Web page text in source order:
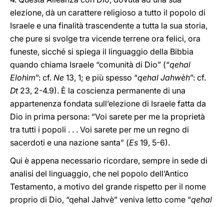
elezione, dà un carattere religioso a tutto il popolo di
Israele e una finalità trascendente a tutta la sua storia,
che pure si svolge tra vicende terrene ora felici, ora
funeste, sicché si spiega il linguaggio della Bibbia
quando chiama Israele “comunità di Dio” (“qehal
Elohìm”: cf. Ne 13, 1; e più spesso “qehal Jahwèh”: cf.
Dt23, 2-4.9). È la coscienza permanente di una
appartenenza fondata sull’elezione di Israele fatta da
Dio in prima persona: “Voi sarete per me la proprietà
tra tutti i popoli . . . Voi sarete per me un regno di
sacerdoti e una nazione santa” (Es 19, 5-6).
Qui è appena necessario ricordare, sempre in sede di
analisi del linguaggio, che nel popolo dell’Antico
Testamento, a motivo del grande rispetto per il nome
proprio di Dio, “qehal Jahvè” veniva letto come “qehal